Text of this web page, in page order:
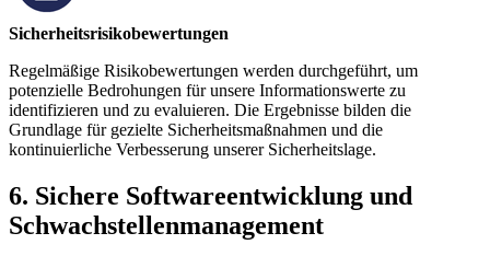
Sicherheitsrisikobewertungen
Regelmäßige Risikobewertungen werden durchgeführt, um
potenzielle Bedrohungen für unsere Informationswerte zu
identifizieren und zu evaluieren. Die Ergebnisse bilden die
Grundlage für gezielte Sicherheitsmaßnahmen und die
kontinuierliche Verbesserung unserer Sicherheitslage.
6. Sichere Softwareentwicklung und
Schwachstellenmanagement